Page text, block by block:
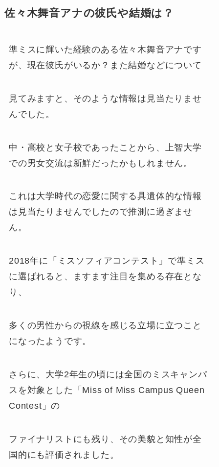
佐々木舞音アナの彼氏や結婚は？
準ミスに輝いた経験のある佐々木舞音アナです
が、現在彼氏がいるか？また結婚などについて
見てみますと、そのような情報は見当たりませ
んでした。
中・高校と女子校であったことから、上智大学
での男女交流は新鮮だったかもしれません。
これは大学時代の恋愛に関する具遺体的な情報
は見当たりませんでしたので推測に過ぎませ
ん。
2018年に「ミスソフィアコンテスト」で準ミス
に選ばれると、ますます注目を集める存在とな
り、
多くの男性からの視線を感じる立場に立つこと
になったようです。
さらに、大学2年生の頃には全国のミスキャンパ
スを対象とした「Miss of Miss Campus Queen
Contest」の
ファイナリストにも残り、その美貌と知性が全
国的にも評価されました。